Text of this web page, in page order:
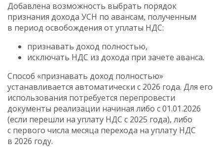
Добавлена возможность выбрать порядок
признания дохода УСН по авансам, полученным
в период освобождения от уплаты НДС:
признавать доход полностью,
исключать НДС из дохода при зачете аванса.
Способ «признавать доход полностью»
устанавливается автоматически с 2026 года. Для его
использования потребуется перепровести
документы реализации начиная либо с 01.01.2026
(если перешли на уплату НДС с 2025 года), либо
с первого числа месяца перехода на уплату НДС
в 2026 году.